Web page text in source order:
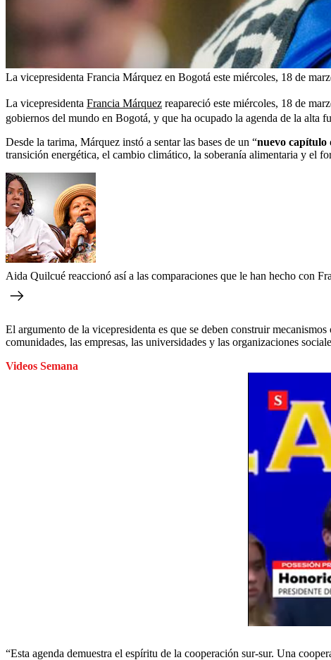
La vicepresidenta Francia Márquez en Bogotá este miércoles, 18 de
La vicepresidenta Francia Márquez reapareció este miércoles, 18 de
gobiernos del mundo en Bogotá, y que ha ocupado la agenda de la alta
Desde la tarima, Márquez instó a sentar las bases de un “nuevo capítulo
transición energética, el cambio climático, la soberanía alimentaria y el
Aida Quilcué reaccionó así a las comparaciones que le han hecho con
El argumento de la vicepresidenta es que se deben construir
comunidades, las empresas, las universidades y las organizaciones
Videos Semana
“Esta agenda demuestra el espíritu de la cooperación sur-sur. Una